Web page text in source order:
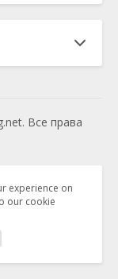
Все права
experience on
our cookie